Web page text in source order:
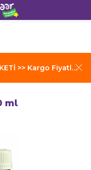
Fiyatları İçin Tıklayınız
ml